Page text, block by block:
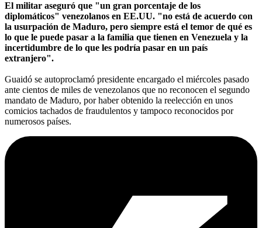
El militar aseguró que "un gran porcentaje de los
diplomáticos" venezolanos en EE.UU. "no está de acuerdo con
la usurpación de Maduro, pero siempre está el temor de qué es
lo que le puede pasar a la familia que tienen en Venezuela y la
incertidumbre de lo que les podría pasar en un país
extranjero".
Guaidó se autoproclamó presidente encargado el miércoles pasado
ante cientos de miles de venezolanos que no reconocen el segundo
mandato de Maduro, por haber obtenido la reelección en unos
comicios tachados de fraudulentos y tampoco reconocidos por
numerosos países.